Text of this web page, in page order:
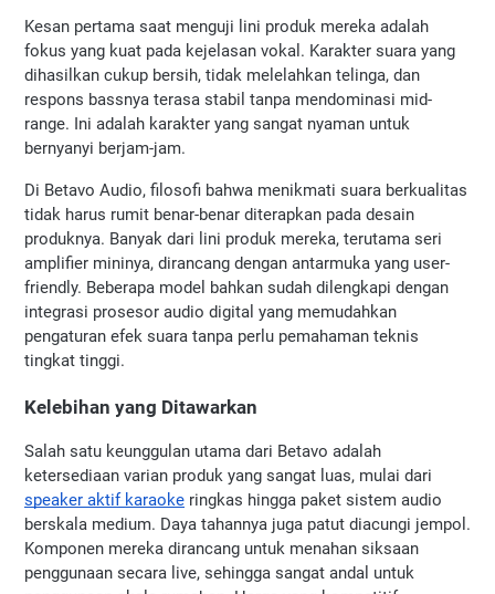
Kesan pertama saat menguji lini produk mereka adalah
fokus yang kuat pada kejelasan vokal. Karakter suara yang
dihasilkan cukup bersih, tidak melelahkan telinga, dan
respons bassnya terasa stabil tanpa mendominasi mid-
range. Ini adalah karakter yang sangat nyaman untuk
bernyanyi berjam-jam.
Di Betavo Audio, filosofi bahwa menikmati suara berkualitas
tidak harus rumit benar-benar diterapkan pada desain
produknya. Banyak dari lini produk mereka, terutama seri
amplifier mininya, dirancang dengan antarmuka yang user-
friendly. Beberapa model bahkan sudah dilengkapi dengan
integrasi prosesor audio digital yang memudahkan
pengaturan efek suara tanpa perlu pemahaman teknis
tingkat tinggi.
Kelebihan yang Ditawarkan
Salah satu keunggulan utama dari Betavo adalah
speaker aktif karaoke ringkas hingga paket sistem audio
berskala medium. Daya tahannya juga patut diacungi jempol.
Komponen mereka dirancang untuk menahan siksaan
penggunaan secara live, sehingga sangat andal untuk